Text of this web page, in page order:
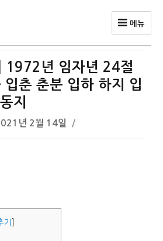
메뉴
1972년 임자년 24절
입춘 춘분 입하 하지 입
지
년 2월 14일
기